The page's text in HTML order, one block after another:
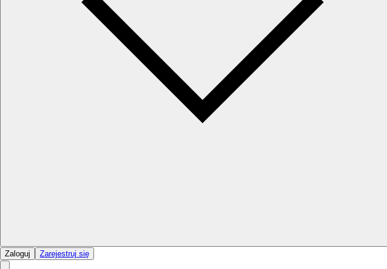
Zaloguj Zarejestruj się